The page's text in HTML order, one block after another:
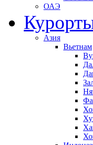
ОАЭ
Азия
Вьетнам